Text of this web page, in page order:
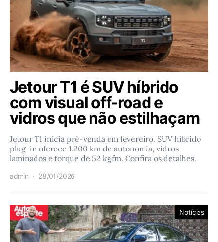
Jetour T1 é SUV híbrido
com visual off-road e
vidros que não estilhaçam
Jetour T1 inicia pré-venda em fevereiro. SUV híbrido
plug-in oferece 1.200 km de autonomia, vidros
laminados e torque de 52 kgfm. Confira os detalhes.
admin 28/01/2026
Notícias